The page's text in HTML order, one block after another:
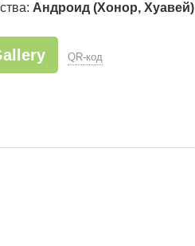
Андроид (Хонор, Хуавей)
QR-код